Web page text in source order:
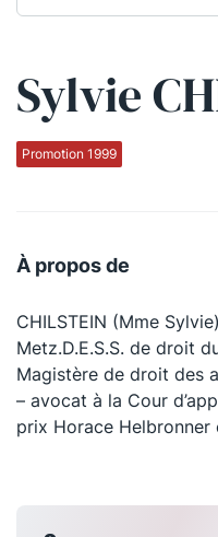
Sylvie
Promotion 1999
À propos de
CHILSTEIN (Mme
Metz.D.E.S.S. de droit
Magistère de droit des
– avocat à la Cour
prix Horace Helbronner
Qui sommes-
La Conférence
La Conférence
Le Concours de la
La Conférence Berryer